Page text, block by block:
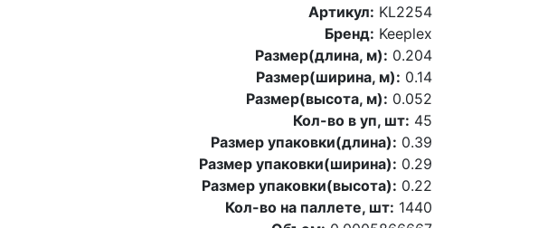
Артикул: KL2254
Бренд: Keeplex
Размер(длина, м): 0.204
Размер(ширина, м): 0.14
Размер(высота, м): 0.052
Кол-во в уп, шт: 45
Размер упаковки(длина): 0.39
Размер упаковки(ширина): 0.29
Размер упаковки(высота): 0.22
Кол-во на паллете, шт: 1440